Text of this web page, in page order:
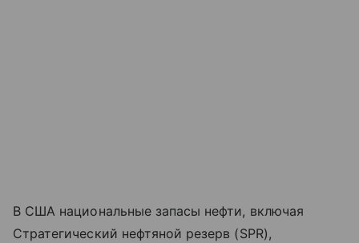
В США национальные запасы нефти, включая
Стратегический нефтяной резерв (SPR),